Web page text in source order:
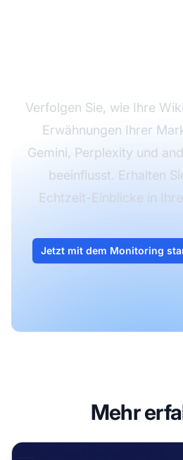
Verfolgen Sie, wie Ihre
Erwähnungen Ihrer
Gemini, Perplexity und
beeinflusst. Erhalten
Echtzeit-Einblicke in
Jetzt mit dem Monitoring
Mehr
Wikipedia-Zitate als KI-